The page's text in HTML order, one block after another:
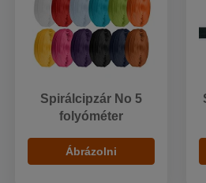
Spirálcipzár No 5
folyóméter
Ábrázolni